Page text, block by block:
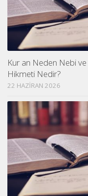
Kur an Neden Nebi ve
Hikmeti Nedir?
22 HAZIRAN 2026